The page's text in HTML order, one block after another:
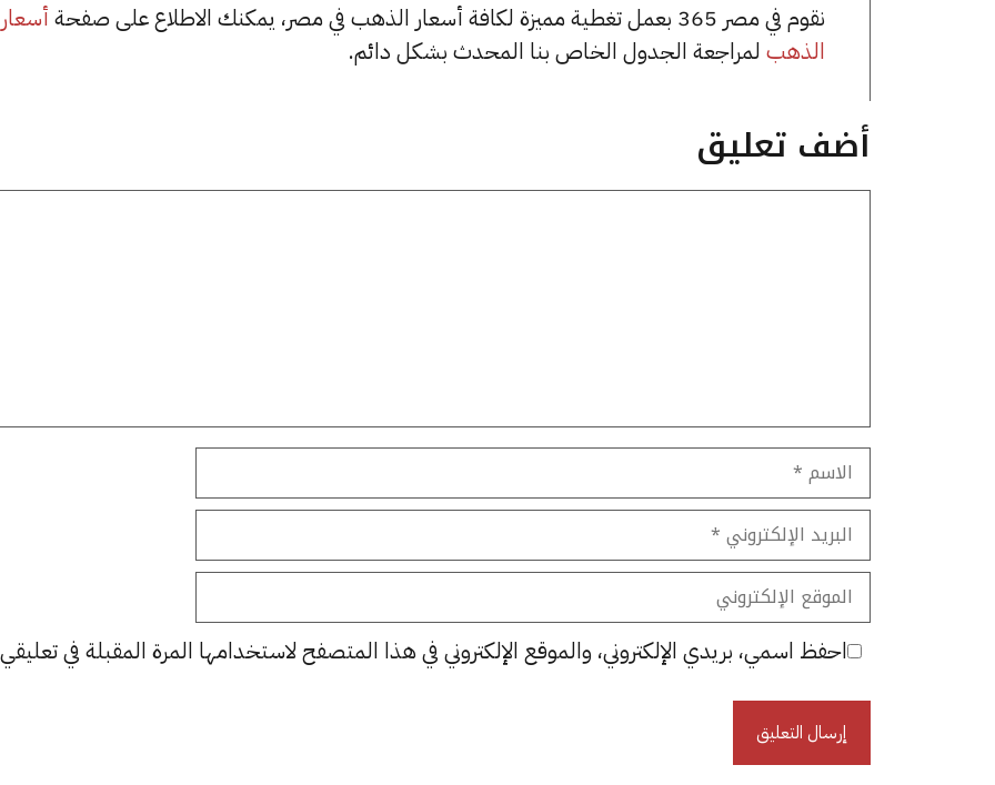
نقوم في مصر 365 بعمل تغطية مميزة لكافة أسعار الذهب في مصر، يمكنك الاطلاع على صفحة
أسعار
الذهب لمراجعة الجدول الخاص بنا المحدث بشكل دائم.
أضف تعليق
الاسم
البريد
الإلكتروني
الموقع
الإلكتروني
احفظ اسمي، بريدي الإلكتروني، والموقع الإلكتروني في هذا المتصفح لاستخدامها المرة المقبلة في